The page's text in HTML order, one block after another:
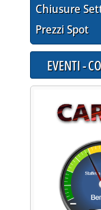
LO
Chiusure
Prezzi Spot
EVENTI -